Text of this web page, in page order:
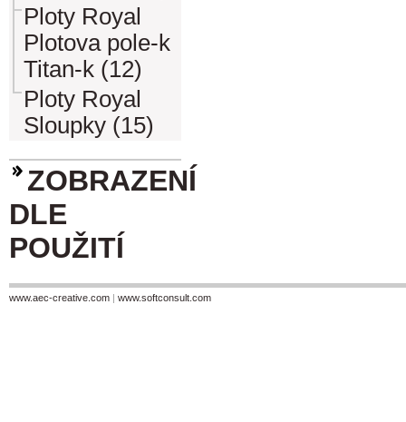
Ploty Royal
Plotova pole-k
Titan-k (12)
Ploty Royal
Sloupky (15)
ZOBRAZENÍ
DLE
POUŽITÍ
www.aec-creative.com | www.softconsult.com